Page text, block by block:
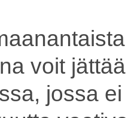
voit
jossa